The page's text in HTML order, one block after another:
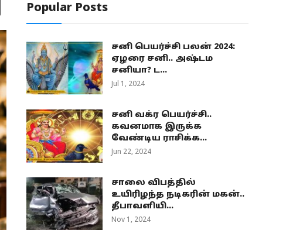
Popular Posts
சனி பெயர்ச்சி பலன் 2024:
ஏழரை சனி.. அஷ்டம
சனியா? ட...
Jul 1, 2024
சனி வக்ர பெயர்ச்சி..
கவனமாக இருக்க
வேண்டிய ராசிக்க...
Jun 22, 2024
சாலை விபத்தில்
உயிரிழந்த நடிகரின் மகன்..
தீபாவளியி...
Nov 1, 2024